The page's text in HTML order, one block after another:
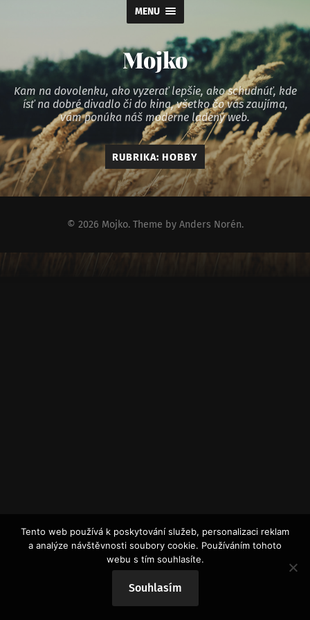
MENU
Mojko
Kam na dovolenku, ako vyzerať lepšie, ako schudnúť, kde
ísť na dobré divadlo či do kina, všetko čo vás zaujíma,
vám ponúka náš moderne ladený web.
RUBRIKA: HOBBY
© 2026 Mojko. Theme by Anders Norén.
Tento web používá k poskytování služeb, personalizaci reklam
a analýze návštěvnosti soubory cookie. Používáním tohoto
webu s tím souhlasíte.
Souhlasím